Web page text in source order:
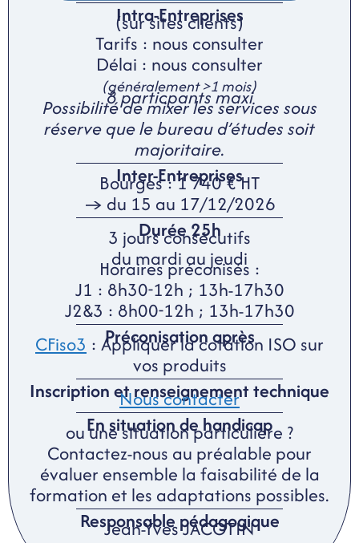
Intra-Entreprises
(sur sites clients)
Tarifs : nous consulter
Délai : nous consulter
(généralement >1 mois)
8 particpants maxi
Possibilité de mixer les services sous
réserve que le bureau d’études soit
majoritaire.
Inter-Entreprises
Bourges : 1 740 € HT
→ du 15 au 17/12/2026
Durée 25h
3 jours consécutifs
du mardi au jeudi
Horaires préconisés :
J1 : 8h30-12h ; 13h-17h30
J2&3 : 8h00-12h ; 13h-17h30
Préconisation après
CFiso3 : Appliquer la cotation ISO sur
vos produits
Inscription et renseignement technique
Nous contacter
En situation de handicap
ou une situation particulière ?
Contactez-nous au préalable pour
évaluer ensemble la faisabilité de la
formation et les adaptations possibles.
Responsable pédagogique
Jean-Yves JACOTIN